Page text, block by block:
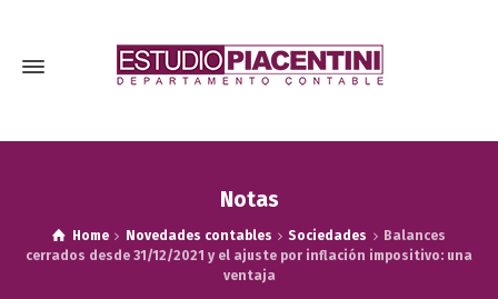
Notas
Home Novedades contables Sociedades
Balances
cerrados desde 31/12/2021 y el ajuste por inflación impositivo: una
ventaja